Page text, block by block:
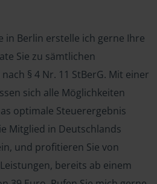
in Berlin erstelle ich gerne Ihre
Sie zu sämtlichen
§ 4 Nr. 11 StBerG. Mit einer
sich alle Möglichkeiten
optimale Steuerergebnis
Mitglied in Deutschlands
und profitieren Sie von
bereits ab einem